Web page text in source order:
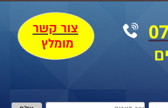
צור קשר
מומלץ